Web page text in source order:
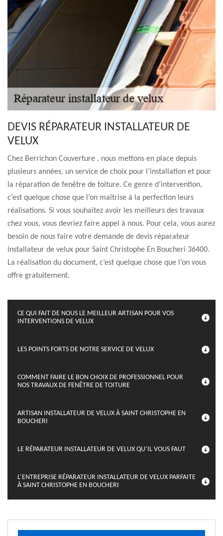
DEVIS RÉPARATEUR INSTALLATEUR DE
VELUX
Chez Berrichon Couverture , nous mettons en place depuis
plusieurs années, un service de choix pour l’installation et pour
la réparation de fenêtre de toiture. Ce genre d’intervention,
c’est quelque chose que l’on maîtrise à la perfection leurs
réalisations. Si vous souhaitez avoir les meilleurs des travaux
chez vous, vous devriez faire appel à nous. Pour cela, vous aurez
besoin de nous faire votre demande de devis réparateur
installateur de velux pour Saint Christophe En Boucheri 36400.
La réalisation du document, c’est quelque chose que l’on vous
offre gratuitement.
CE QUI FAIT DE NOUS LE MEILLEUR ARTISAN POUR VOS
INTERVENTIONS DE VELUX
LES POINTS FORTS DE NOTRE SERVICE DE VELUX
COMMENT FAIRE LE BON CHOIX DE PROFESSIONNEL POUR
NOS TRAVAUX DE FENÊTRE DE TOITURE
ARTISAN INSTALLATEUR DE VELUX À SAINT CHRISTOPHE EN
BOUCHERI
LE RÉPARATEUR INSTALLATEUR DE VELUX QU’IL VOUS FAUT
L’ENTREPRISE RÉPARATEUR INSTALLATEUR DE VELUX PARFAITE
À SAINT CHRISTOPHE EN BOUCHERI